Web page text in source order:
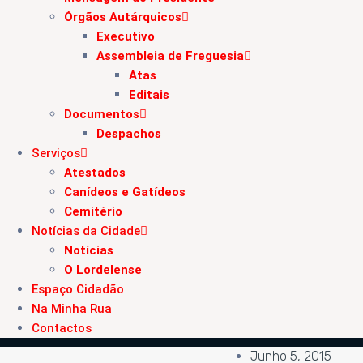
Órgãos Autárquicos
Executivo
Assembleia de Freguesia
Atas
Editais
Documentos
Despachos
Serviços
Atestados
Canídeos e Gatídeos
Cemitério
Notícias da Cidade
Notícias
O Lordelense
Espaço Cidadão
Na Minha Rua
Contactos
Junho 5, 2015